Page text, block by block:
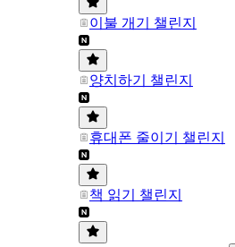
이불 개기 챌린지
양치하기 챌린지
휴대폰 줄이기 챌린지
책 읽기 챌린지